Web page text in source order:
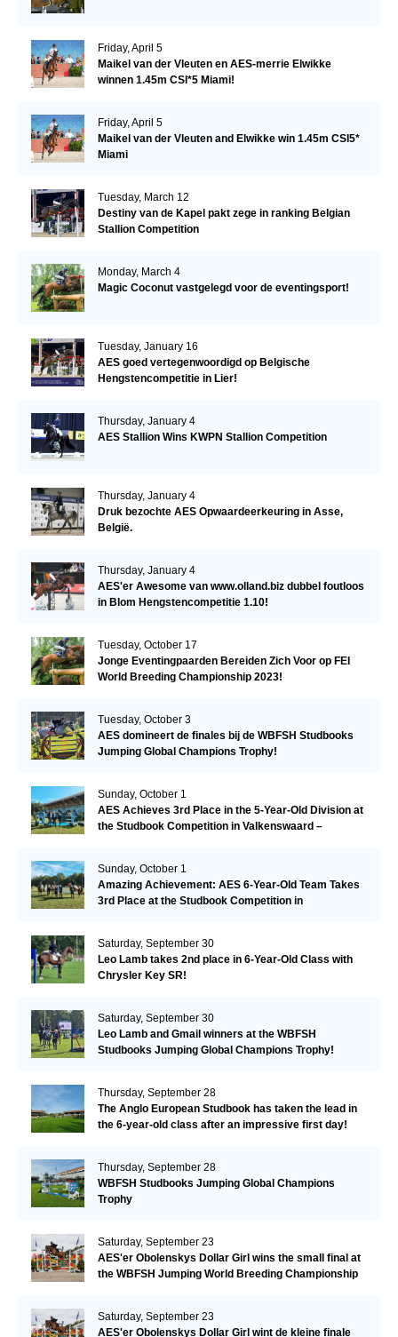
Friday, April 5
Maikel van der Vleuten en AES-merrie Elwikke
winnen 1.45m CSI*5 Miami!
Friday, April 5
Maikel van der Vleuten and Elwikke win 1.45m CSI5*
Miami
Tuesday, March 12
Destiny van de Kapel pakt zege in ranking Belgian
Stallion Competition
Monday, March 4
Magic Coconut vastgelegd voor de eventingsport!
Tuesday, January 16
AES goed vertegenwoordigd op Belgische
Hengstencompetitie in Lier!
Thursday, January 4
AES Stallion Wins KWPN Stallion Competition
Thursday, January 4
Druk bezochte AES Opwaardeerkeuring in Asse,
België.
Thursday, January 4
AES'er Awesome van www.olland.biz dubbel foutloos
in Blom Hengstencompetitie 1.10!
Tuesday, October 17
Jonge Eventingpaarden Bereiden Zich Voor op FEI
World Breeding Championship 2023!
Tuesday, October 3
AES domineert de finales bij de WBFSH Studbooks
Jumping Global Champions Trophy!
Sunday, October 1
AES Achieves 3rd Place in the 5-Year-Old Division at
the Studbook Competition in Valkenswaard –
Sunday, October 1
Amazing Achievement: AES 6-Year-Old Team Takes
3rd Place at the Studbook Competition in
Saturday, September 30
Leo Lamb takes 2nd place in 6-Year-Old Class with
Chrysler Key SR!
Saturday, September 30
Leo Lamb and Gmail winners at the WBFSH
Studbooks Jumping Global Champions Trophy!
Thursday, September 28
The Anglo European Studbook has taken the lead in
the 6-year-old class after an impressive first day!​
Thursday, September 28
WBFSH Studbooks Jumping Global Champions
Trophy
Saturday, September 23
AES'er Obolenskys Dollar Girl wins the small final at
the WBFSH Jumping World Breeding Championship
Saturday, September 23
AES'er Obolenskys Dollar Girl wint de kleine finale